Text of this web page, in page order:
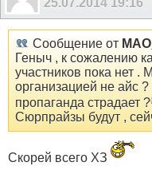
Сообщение от
Геныч , к сожалению
участников пока нет .
организацией не айс
пропаганда страдает ?
Сюрпрайзы будут ,
Скорей всего ХЗ